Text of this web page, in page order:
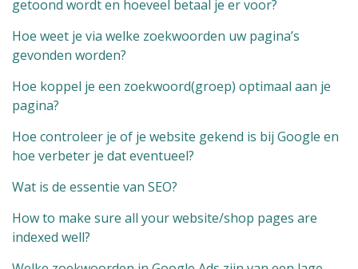
getoond wordt en hoeveel betaal je er voor?
Hoe weet je via welke zoekwoorden uw pagina’s
gevonden worden?
Hoe koppel je een zoekwoord(groep) optimaal aan je
pagina?
Hoe controleer je of je website gekend is bij Google en
hoe verbeter je dat eventueel?
Wat is de essentie van SEO?
How to make sure all your website/shop pages are
indexed well?